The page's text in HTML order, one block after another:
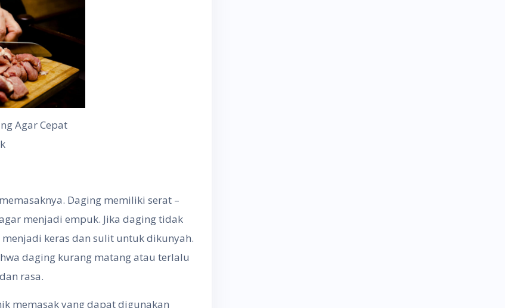
Agar Cepat
Daging memiliki serat –
menjadi empuk. Jika daging tidak
keras dan sulit untuk dikunyah.
daging kurang matang atau terlalu
rasa.
memasak yang dapat digunakan